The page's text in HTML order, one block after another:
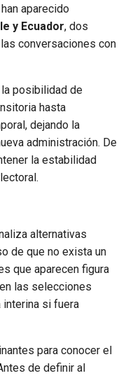
aparecido
y Ecuador, dos
conversaciones con
posibilidad de
hasta
dejando la
administración. De
la estabilidad
alternativas
de que no exista un
que aparecen figura
las selecciones
interina si fuera
para conocer el
de definir al